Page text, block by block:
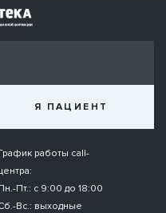
Я ПАЦИЕНТ
работы call-
Пт.: с 9:00 до 18:00
Вс.: выходные